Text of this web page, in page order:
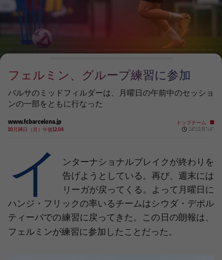
レジェンド
監督
プレスパス
Facilities
plusicon
label.aria.plus
スケジュール
チケット
結果
順位表
PLUSICON
LABEL.ARIA.PLUS
トップチーム
スケジュール
チケット
結果
順位表
PLUSICON
LABEL.ARIA.PLUS
トップチーム
スケジュール
チケット
順位表
トップチーム
plusicon
label.aria.plus
スケジュール
チケット
結果
フェルミン、グループ練習に参加
バルサのミッドフィルダーは、月曜日の午前中のセッショ
ンの一部をともに行なった
www.fcbarcelona.jp
10月14日（月）午後12.04
トップチーム
Published news
24?10月?14?
イ
ンターナショナルブレイクが終わりを
告げようとしている。再び、週末には
リーガが戻ってくる。よって月曜日に
ハンジ・フリックの率いるチームはシウダ・デポル
ティーバでの練習に戻ってきた。この日の朗報は、
フェルミンが練習に参加したことだった。